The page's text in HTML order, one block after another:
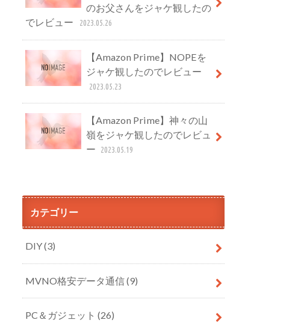
のお父さんをジャケ観したの
でレビュー
2023.05.26
【Amazon Prime】NOPEを
ジャケ観したのでレビュー
2023.05.23
【Amazon Prime】神々の山
嶺をジャケ観したのでレビュ
ー 2023.05.19
カテゴリー
DIY(3)
MVNO格安データ通信(9)
PC＆ガジェット (26)